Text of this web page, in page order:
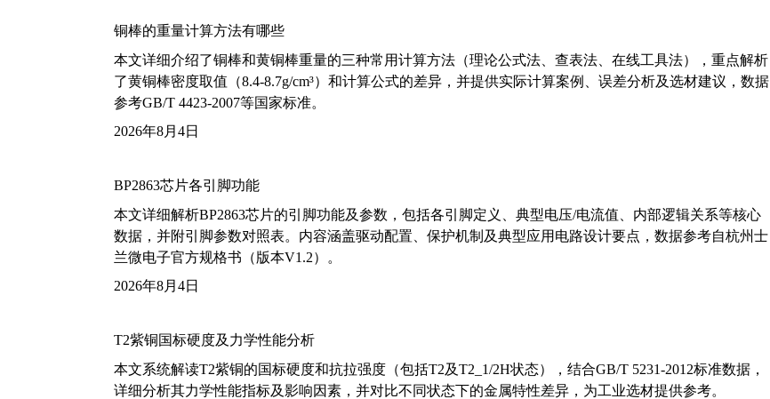
铜棒的重量计算方法有哪些
本文详细介绍了铜棒和黄铜棒重量的三种常用计算方法（理论公式法、查表法、在线工具法），重点解析
了黄铜棒密度取值（8.4-8.7g/cm³）和计算公式的差异，并提供实际计算案例、误差分析及选材建议，数据
参考GB/T 4423-2007等国家标准。
2026年8月4日
BP2863芯片各引脚功能
本文详细解析BP2863芯片的引脚功能及参数，包括各引脚定义、典型电压/电流值、内部逻辑关系等核心
数据，并附引脚参数对照表。内容涵盖驱动配置、保护机制及典型应用电路设计要点，数据参考自杭州士
兰微电子官方规格书（版本V1.2）。
2026年8月4日
T2紫铜国标硬度及力学性能分析
本文系统解读T2紫铜的国标硬度和抗拉强度（包括T2及T2_1/2H状态），结合GB/T 5231-2012标准数据，
详细分析其力学性能指标及影响因素，并对比不同状态下的金属特性差异，为工业选材提供参考。